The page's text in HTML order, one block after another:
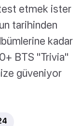
etmek ister
tarihinden
kadar
BTS "Trivia"
güveniyor